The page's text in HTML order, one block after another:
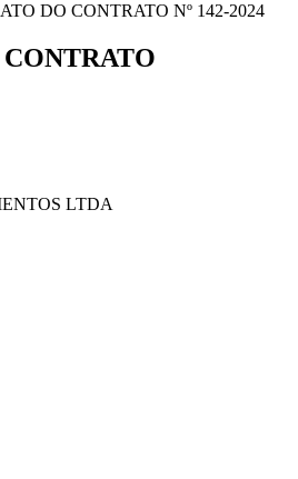
DO CONTRATO Nº 142-2024
LTDA